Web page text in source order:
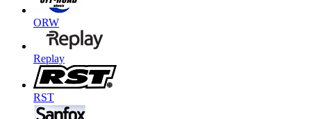
ORW
Replay
RST